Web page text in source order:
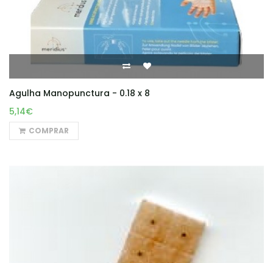
Agulha Manopunctura - 0.18 x 8
5,14€
COMPRAR